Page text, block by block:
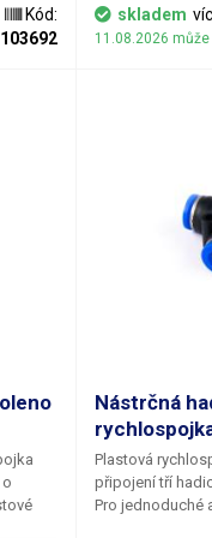
Kód:
103692
skladem
11.08.2026
Nástrčná
Plastová
připojení tří
Pro jednoduché